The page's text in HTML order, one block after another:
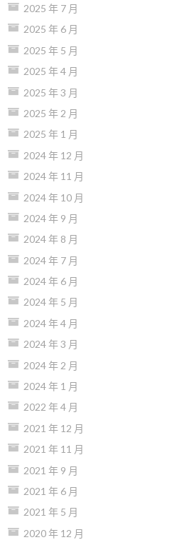
2025 年 7 月
2025 年 6 月
2025 年 5 月
2025 年 4 月
2025 年 3 月
2025 年 2 月
2025 年 1 月
2024 年 12 月
2024 年 11 月
2024 年 10 月
2024 年 9 月
2024 年 8 月
2024 年 7 月
2024 年 6 月
2024 年 5 月
2024 年 4 月
2024 年 3 月
2024 年 2 月
2024 年 1 月
2022 年 4 月
2021 年 12 月
2021 年 11 月
2021 年 9 月
2021 年 6 月
2021 年 5 月
2020 年 12 月